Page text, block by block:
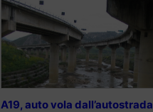
A19, auto vola dall’autostrada